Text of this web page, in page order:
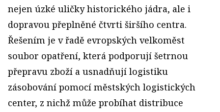
nejen úzké uličky historického jádra, ale i
dopravou přeplněné čtvrti širšího centra.
Řešením je v řadě evropských velkoměst
soubor opatření, která podporují šetrnou
přepravu zboží a usnadňují logistiku
zásobování pomocí městských logistických
center, z nichž může probíhat distribuce